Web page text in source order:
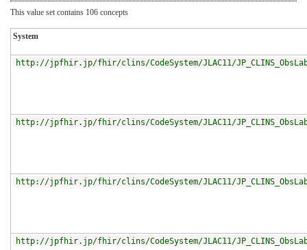
This value set contains 106 concepts
System
http://jpfhir.jp/fhir/clins/CodeSystem/JLAC11/
http://jpfhir.jp/fhir/clins/CodeSystem/JLAC11/
http://jpfhir.jp/fhir/clins/CodeSystem/JLAC11/
http://jpfhir.jp/fhir/clins/CodeSystem/JLAC11/